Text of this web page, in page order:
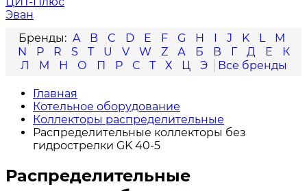
Эван
A
B C D E F G H I J K L
M
N
P R S T U V W Z А Б В Г Д Е
К
Л
М Н О П Р С Т Х Ц Э
Главная
Котельное оборудование
Коллекторы распределительные
Распределительные коллекторы без
гидрострелки GK 40-5
Распределительные